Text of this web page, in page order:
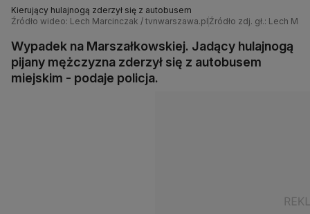
Kierujący hulajnogą zderzył się z autobusem
Źródło wideo: Lech Marcinczak / tvnwarszawa.pl Źródło zdj. gł.: Lech
Wypadek na Marszałkowskiej. Jadący hulajnogą
pijany mężczyzna zderzył się z autobusem
miejskim - podaje policja.